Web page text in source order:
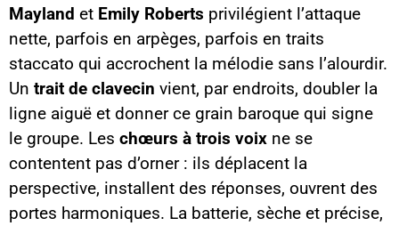
Mayland et Emily Roberts privilégient l’attaque
nette, parfois en arpèges, parfois en traits
staccato qui accrochent la mélodie sans l’alourdir.
Un trait de clavecin vient, par endroits, doubler la
ligne aiguë et donner ce grain baroque qui signe
le groupe. Les chœurs à trois voix ne se
contentent pas d’orner : ils déplacent la
perspective, installent des réponses, ouvrent des
portes harmoniques. La batterie, sèche et précise,